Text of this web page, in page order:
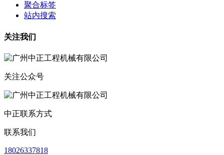
聚合标签
站内搜索
关注我们
关注公众号
中正联系方式
联系我们
18026337818